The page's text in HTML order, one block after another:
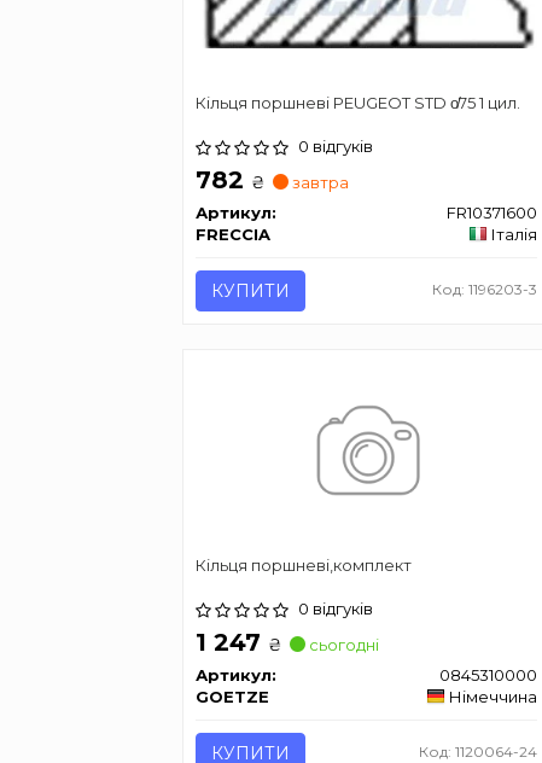
Кільця поршневі PEUGEOT STD o̸75 1 цил.
0 відгуків
782 ₴
завтра
Артикул:
FR10371600
FRECCIA
Італія
КУПИТИ Код: 1196203-3
Кільця поршневі,комплект
0 відгуків
1 247 ₴
сьогодні
Артикул:
0845310000
GOETZE
Німеччина
КУПИТИ Код: 1120064-24